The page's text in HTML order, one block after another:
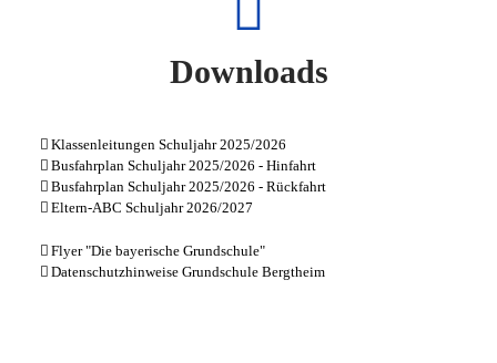
Downloads
Klassenleitungen Schuljahr 2025/2026
Busfahrplan Schuljahr 2025/2026 - Hinfahrt
Busfahrplan Schuljahr 2025/2026 - Rückfahrt
Eltern-ABC Schuljahr 2026/2027
Flyer "Die bayerische Grundschule"
Datenschutzhinweise Grundschule Bergtheim